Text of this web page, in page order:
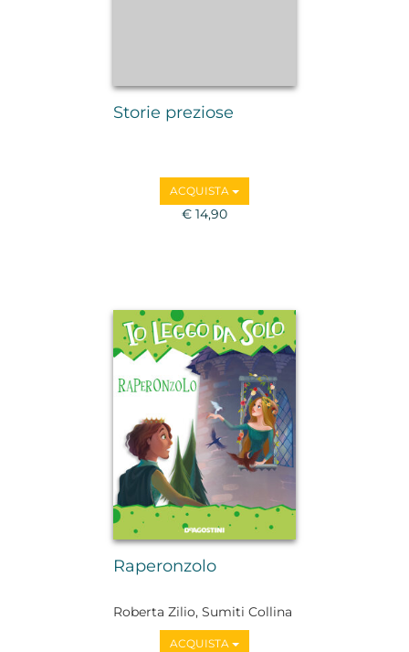
Storie preziose
ACQUISTA
€ 14,90
Raperonzolo
Roberta Zilio, Sumiti Collina
ACQUISTA